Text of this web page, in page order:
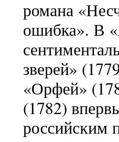
романа
ошибка». В
зверей»
«Орфей»
(1782)
российским